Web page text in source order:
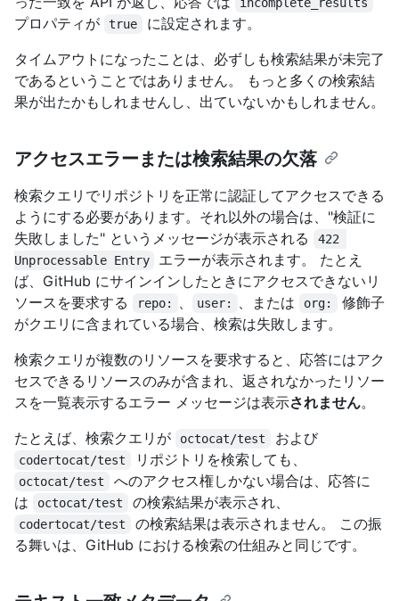
プロパティが true
に設定されます。
タイムアウトになったことは、必ずしも検索結果が未完了
であるということではありません。 もっと多くの検索結
果が出たかもしれませんし、出ていないかもしれません。
アクセスエラーまたは検索結果の欠落
検索クエリでリポジトリを正常に認証してアクセスできる
ようにする必要があります。それ以外の場合は、"検証に
失敗しました" というメッセージが表示される
422
Unprocessable Entry
エラーが表示されます。 たとえ
ば、GitHub にサインインしたときにアクセスできないリ
ソースを要求する
repo: 、 user: 、または org:
修飾子
がクエリに含まれている場合、検索は失敗します。
検索クエリが複数のリソースを要求すると、応答にはアク
セスできるリソースのみが含まれ、返されなかったリソー
スを一覧表示するエラー メッセージは表示されません。
たとえば、検索クエリが
octocat/test および
codertocat/test リポジトリを検索しても、
octocat/test
へのアクセス権しかない場合は、応答に
は
octocat/test の検索結果が表示され、
codertocat/test
の検索結果は表示されません。 この振
る舞いは、GitHub における検索の仕組みと同じです。